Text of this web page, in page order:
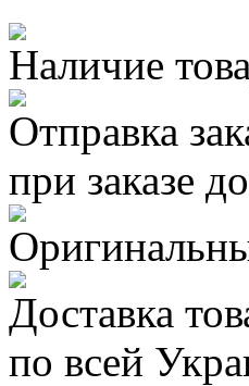
Наличие
Отправка
при заказе
Доставка
по всей